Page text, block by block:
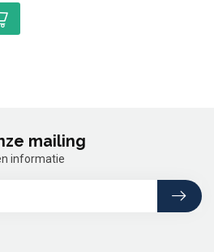
mailing
informatie